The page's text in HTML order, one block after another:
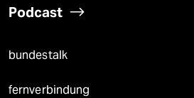
Podcast
bundestalk
fernverbindung